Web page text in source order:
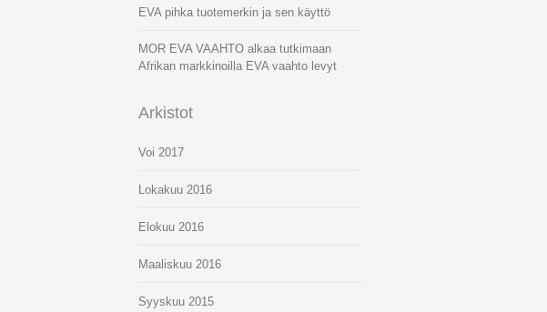
EVA pihka tuotemerkin ja sen käyttö
MOR EVA VAAHTO alkaa tutkimaan
Afrikan markkinoilla EVA vaahto levyt
Arkistot
Voi 2017
Lokakuu 2016
Elokuu 2016
Maaliskuu 2016
Syyskuu 2015